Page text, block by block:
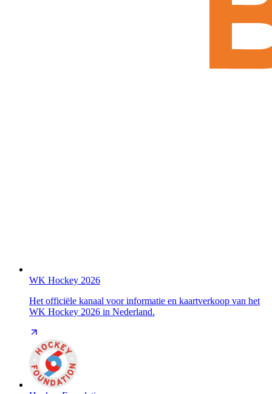
WK Hockey 2026
Het officiële kanaal voor informatie en kaartverkoop van het
WK Hockey 2026 in Nederland.